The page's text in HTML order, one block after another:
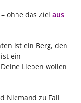
ohne das Ziel aus
ist ein Berg, den
ein
Lieben wollen
Niemand zu Fall